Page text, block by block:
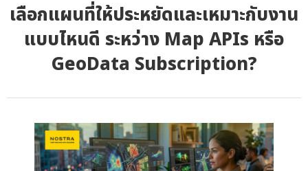
เลือกแผนที่ให้ประหยัดและเหมาะกับงาน
แบบไหนดี ระหว่าง Map APIs หรือ
GeoData Subscription?